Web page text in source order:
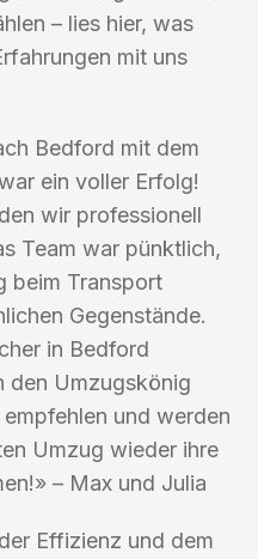
– lies hier, was
mit uns
Bedford mit dem
ein voller Erfolg!
wir professionell
Team war pünktlich,
beim Transport
Gegenstände.
in Bedford
den Umzugskönig
und werden
Umzug wieder ihre
– Max und Julia
Effizienz und dem